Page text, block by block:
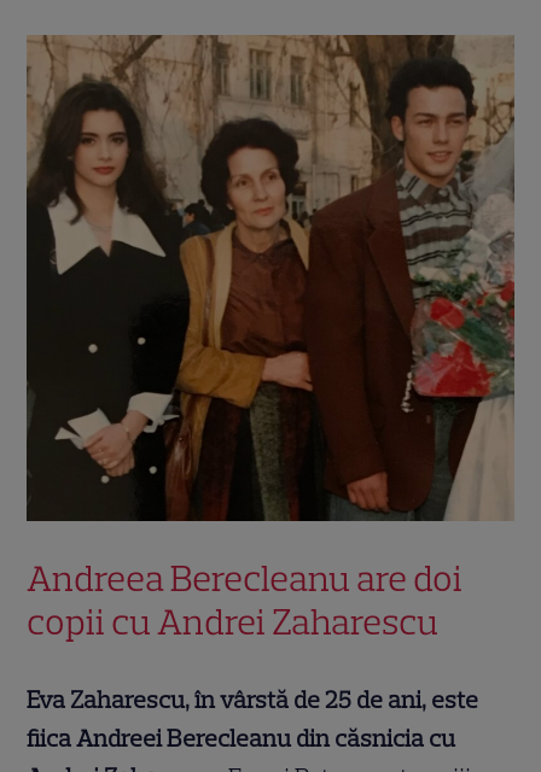
Andreea Berecleanu are doi
copii cu Andrei Zaharescu
Eva Zaharescu, în vârstă de 25 de ani, este
fiica Andreei Berecleanu din căsnicia cu